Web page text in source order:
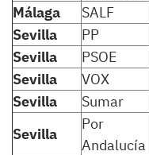
Málaga
SALF
Sevilla
PP
Sevilla
PSOE
Sevilla
VOX
Sevilla
Sumar
Sevilla
Por
Andalucía